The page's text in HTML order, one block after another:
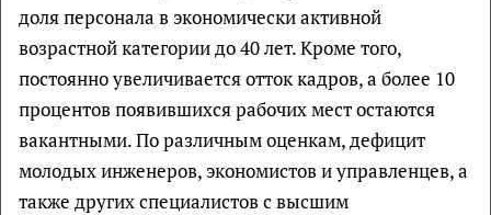
доля персонала в экономически активной
возрастной категории до 40 лет. Кроме того,
постоянно увеличивается отток кадров, а более 10
процентов появившихся рабочих мест остаются
вакантными. По различным оценкам, дефицит
молодых инженеров, экономистов и управленцев, а
также других специалистов с высшим